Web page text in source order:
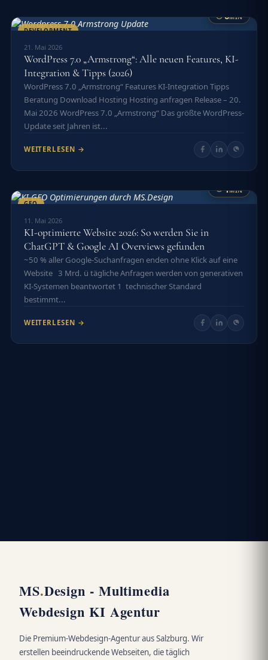
DEVELOPMENT
6MIN
21. Mai 2026
WordPress 7.0 „Armstrong“: Alle neuen Features, KI-
Integration & Tipps (2026)
WordPress 7.0 „Armstrong“ Features KI-Integration Tipps
Beratung Download Hosting Hosting anfragen Release – 20.
Mai 2026 WordPress 7.0 „Armstrong“ Das größte WordPress-
Update seit Jahren ist...
WEITERLESEN →
GEO
1MIN
11. Mai 2026
KI-optimierte Website 2026: So werden Sie in
ChatGPT & Google AI Overviews gefunden
~50 % aller Google-Suchanfragen enden ohne Klick auf eine
Website 3 Mrd. ü tägliche Anfragen werden von generativen
KI-Systemen beantwortet 1 technischer Standard
bestimmt...
WEITERLESEN →
MS.Design - Multimedia
Webdesign KI Agentur
Die Premium-Webdesign-Agentur aus Salzburg. Wir
erstellen beeindruckende Webseiten, die täglich